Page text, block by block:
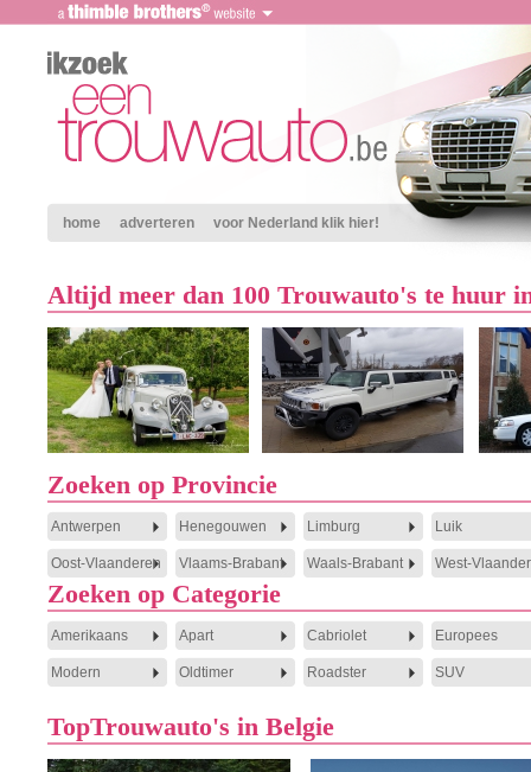
home adverteren voor Nederland klik hier!
Altijd meer dan 100 Trouwauto's te huur
Zoeken op Provincie
Antwerpen Henegouwen Limburg Luik
Oost-Vlaanderen Vlaams-Brabant Waals-Brabant West-
Zoeken op Categorie
Amerikaans Apart Cabriolet Europees
Modern Oldtimer Roadster SUV
TopTrouwauto's in Belgie